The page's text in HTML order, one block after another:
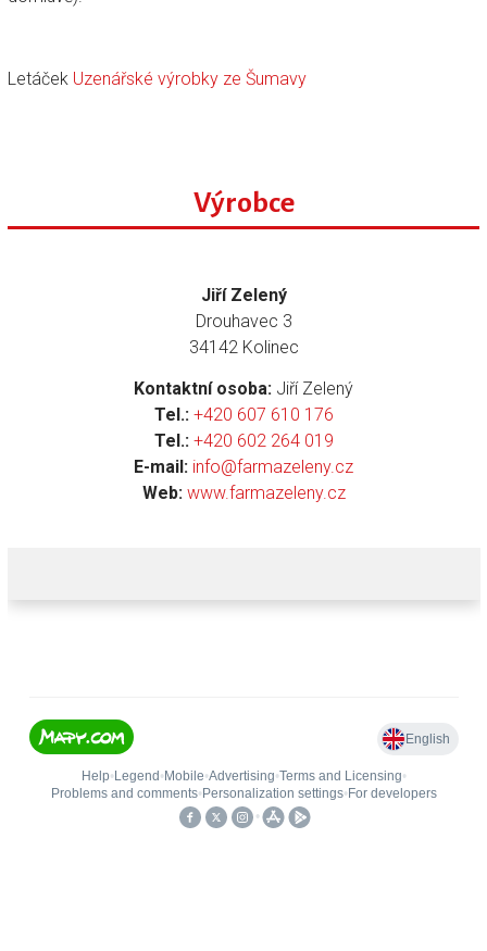
Letáček Uzenářské výrobky ze Šumavy
Výrobce
Jiří Zelený
Drouhavec 3
34142 Kolinec
Kontaktní osoba: Jiří Zelený
Tel.: +420 607 610 176
Tel.: +420 602 264 019
E-mail: info@farmazeleny.cz
Web: www.farmazeleny.cz